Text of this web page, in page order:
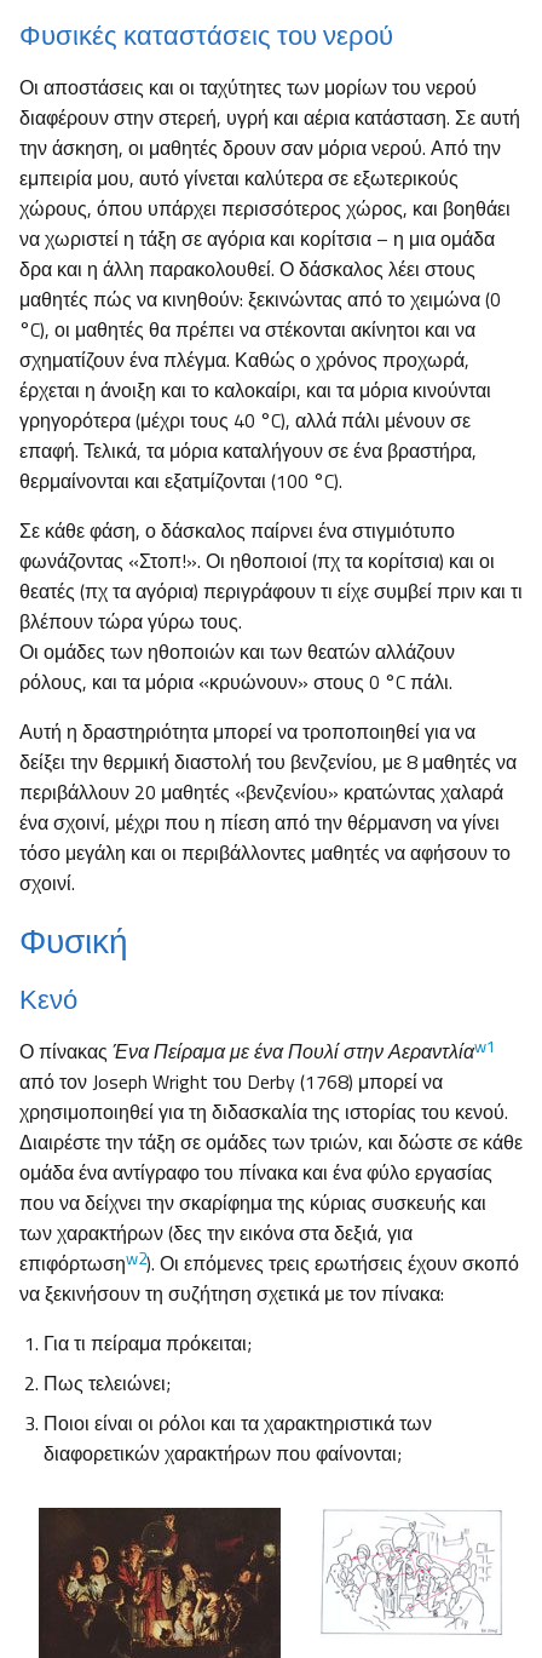
Φυσικές καταστάσεις του νερού
Οι αποστάσεις και οι ταχύτητες των μορίων του νερού
διαφέρουν στην στερεή, υγρή και αέρια κατάσταση. Σε αυτή
την άσκηση, οι μαθητές δρουν σαν μόρια νερού. Από την
εμπειρία μου, αυτό γίνεται καλύτερα σε εξωτερικούς
χώρους, όπου υπάρχει περισσότερος χώρος, και βοηθάει
να χωριστεί η τάξη σε αγόρια και κορίτσια – η μια ομάδα
δρα και η άλλη παρακολουθεί. Ο δάσκαλος λέει στους
μαθητές πώς να κινηθούν: ξεκινώντας από το χειμώνα (0
°C), οι μαθητές θα πρέπει να στέκονται ακίνητοι και να
σχηματίζουν ένα πλέγμα. Καθώς ο χρόνος προχωρά,
έρχεται η άνοιξη και το καλοκαίρι, και τα μόρια κινούνται
γρηγορότερα (μέχρι τους 40 °C), αλλά πάλι μένουν σε
επαφή. Τελικά, τα μόρια καταλήγουν σε ένα βραστήρα,
θερμαίνονται και εξατμίζονται (100 °C).
Σε κάθε φάση, ο δάσκαλος παίρνει ένα στιγμιότυπο
φωνάζοντας «Στοπ!». Οι ηθοποιοί (πχ τα κορίτσια) και οι
θεατές (πχ τα αγόρια) περιγράφουν τι είχε συμβεί πριν και τι
βλέπουν τώρα γύρω τους.
Οι ομάδες των ηθοποιών και των θεατών αλλάζουν
ρόλους, και τα μόρια «κρυώνουν» στους 0 °C πάλι.
Αυτή η δραστηριότητα μπορεί να τροποποιηθεί για να
δείξει την θερμική διαστολή του βενζενίου, με 8 μαθητές να
περιβάλλουν 20 μαθητές «βενζενίου» κρατώντας χαλαρά
ένα σχοινί, μέχρι που η πίεση από την θέρμανση να γίνει
τόσο μεγάλη και οι περιβάλλοντες μαθητές να αφήσουν το
σχοινί.
Φυσική
Κενό
Ο πίνακας Ένα Πείραμα με ένα Πουλί στην Αεραντλίαw1
από τον Joseph Wright του Derby (1768) μπορεί να
χρησιμοποιηθεί για τη διδασκαλία της ιστορίας του κενού.
Διαιρέστε την τάξη σε ομάδες των τριών, και δώστε σε κάθε
ομάδα ένα αντίγραφο του πίνακα και ένα φύλο εργασίας
που να δείχνει την σκαρίφημα της κύριας συσκευής και
των χαρακτήρων (δες την εικόνα στα δεξιά, για
επιφόρτωσηw2). Οι επόμενες τρεις ερωτήσεις έχουν σκοπό
να ξεκινήσουν τη συζήτηση σχετικά με τον πίνακα:
Για τι πείραμα πρόκειται;
Πως τελειώνει;
Ποιοι είναι οι ρόλοι και τα χαρακτηριστικά των
διαφορετικών χαρακτήρων που φαίνονται;